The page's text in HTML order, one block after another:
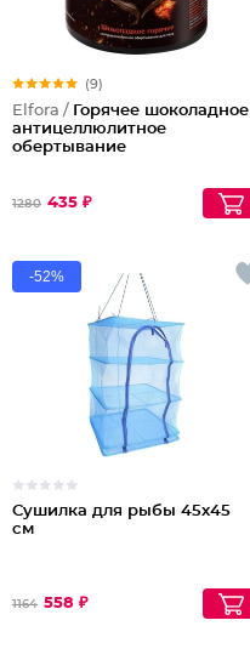
(9)
Elfora / Горячее шоколадное
антицеллюлитное
обертывание
1280 435 ₽
-52%
Сушилка для рыбы 45х45
см
1164 558 ₽